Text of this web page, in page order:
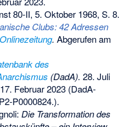
80-II, 5. Oktober 1968, S. 8.
Clubs: 42 Adressen
. Abgerufen am
des
(DadA). 28. Juli
Februar 2023 (DadA-
P0000824.).
Die Transformation des